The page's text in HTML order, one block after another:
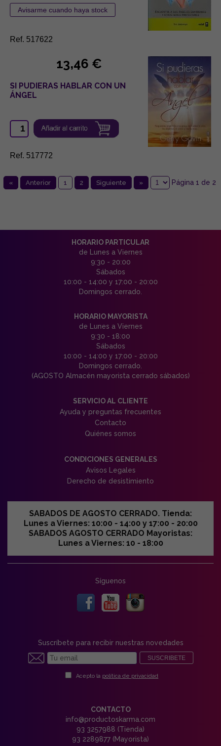
Ref. 517622
13,46 €
SI PUDIERAS HABLAR CON UN
ÁNGEL
Ref. 517772
« Anterior 1 2 Siguiente » Página 1 de 2
HORARIO PARTICULAR
de Lunes a Viernes
9:30 - 20:00
Sábados
10:00 - 14:00 y 17:00 - 20:00
Domingos cerrado.
HORARIO MAYORISTA
de Lunes a Viernes
9:30 - 18:00
Sábados
10:00 - 14:00 y 17:00 - 20:00
Domingos cerrado.
(AGOSTO Almacén mayorista cerrado sábados)
SERVICIO AL CLIENTE
Ayuda y preguntas frecuentes
Contacto
Quiénes somos
CONDICIONES GENERALES
Avisos Legales
Derecho de desistimiento
SABADOS DE AGOSTO CERRADO. Tienda:
Lunes a Viernes: 10:00 - 14:00 y 17:00 - 20:00
SABADOS AGOSTO CERRADO Mayoristas:
Lunes a Viernes: 10 - 18:00
Síguenos
Suscríbete para recibir nuestras novedades
SUSCRIBETE
Acepto la política de privacidad
CONTACTO
info@productoskarma.com
93 3257988 (Tienda)
93 2289877 (Mayorista)